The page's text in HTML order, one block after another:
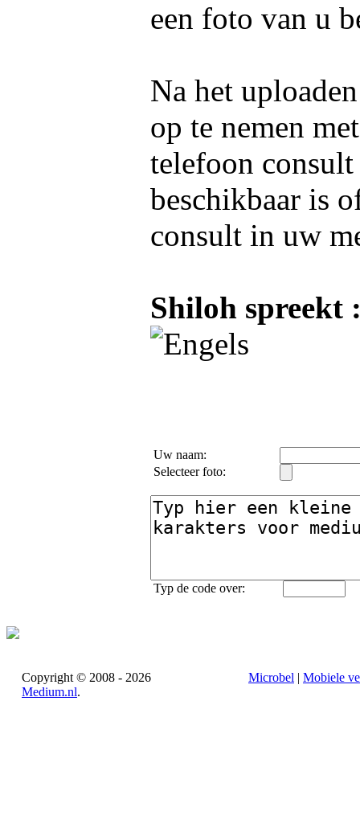
een foto van u
Na het
op te nemen
telefoon
beschikbaar is
consult in uw
Shiloh spreekt
Uw naam:
Selecteer foto:
Typ de code over:
Copyright © 2008 - 2026
Medium.nl.
Microbel | Mobiele